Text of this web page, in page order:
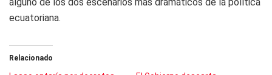
ecuatoriana.
Relacionado